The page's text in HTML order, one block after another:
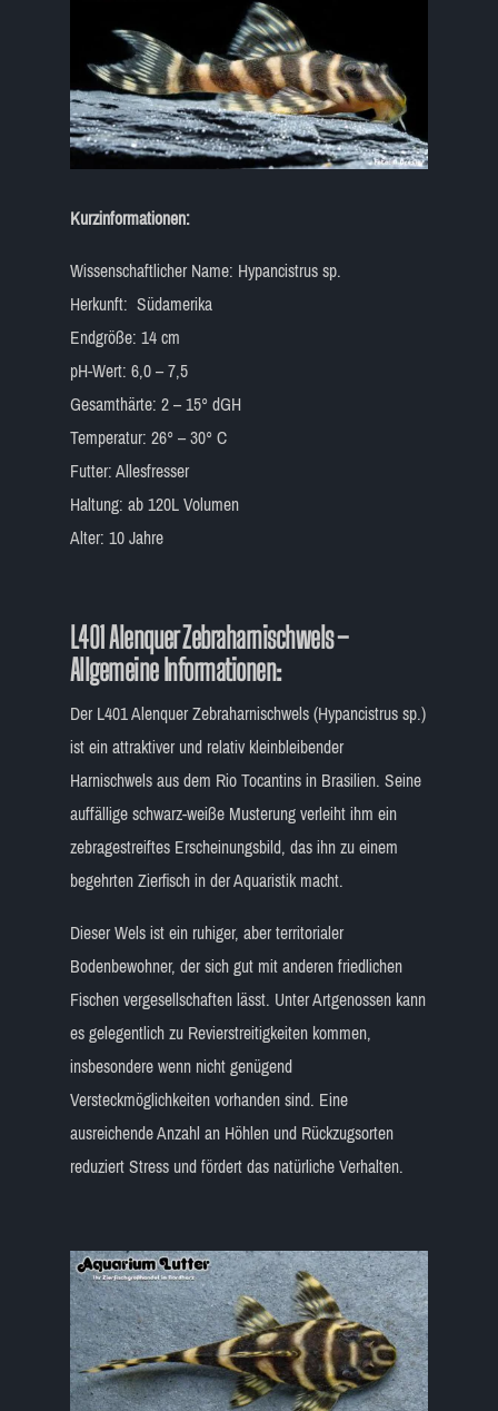
Kurzinformationen:
Wissenschaftlicher Name: Hypancistrus sp.
Herkunft: Südamerika
Endgröße: 14 cm
pH-Wert: 6,0 – 7,5
Gesamthärte: 2 – 15° dGH
Temperatur: 26° – 30° C
Futter: Allesfresser
Haltung: ab 120L Volumen
Alter: 10 Jahre
L401 Alenquer Zebraharnischwels –
Allgemeine Informationen:
Der L401 Alenquer Zebraharnischwels (Hypancistrus sp.)
ist ein attraktiver und relativ kleinbleibender
Harnischwels aus dem Rio Tocantins in Brasilien. Seine
auffällige schwarz-weiße Musterung verleiht ihm ein
zebragestreiftes Erscheinungsbild, das ihn zu einem
begehrten Zierfisch in der Aquaristik macht.
Dieser Wels ist ein ruhiger, aber territorialer
Bodenbewohner, der sich gut mit anderen friedlichen
Fischen vergesellschaften lässt. Unter Artgenossen kann
es gelegentlich zu Revierstreitigkeiten kommen,
insbesondere wenn nicht genügend
Versteckmöglichkeiten vorhanden sind. Eine
ausreichende Anzahl an Höhlen und Rückzugsorten
reduziert Stress und fördert das natürliche Verhalten.